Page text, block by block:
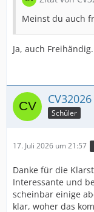
Meinst du auch
Ja, auch
CV32026
Schüler
17. Juli 2026 um 21:57
Danke für die
Interessante und
scheinbar einige
klar, woher das